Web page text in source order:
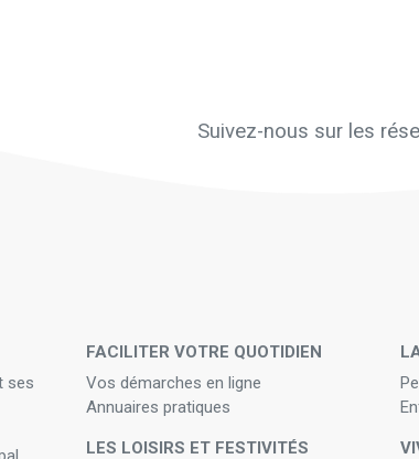
Suivez-nous sur les
ses
FACILITER VOTRE QUOTIDIEN
Vos démarches en ligne
Annuaires pratiques
LES LOISIRS ET FESTIVITÉS